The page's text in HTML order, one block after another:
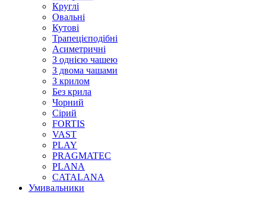
Круглі
Овальні
Кутові
Трапецієподібні
Асиметричні
З однією чашею
З двома чашами
З крилом
Без крила
Чорний
Сірий
FORTIS
VAST
PLAY
PRAGMATEC
PLANA
CATALANA
Умивальники